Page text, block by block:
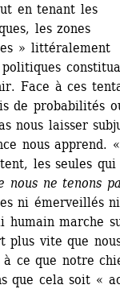
en tenant les
les zones
» littéralement
Face à ces
de probabilités
nous laisser
nous apprend.
les seules qui
nous ne tenons
ni émerveillés ni
humain marche
plus vite que
ce que notre
que cela soit «